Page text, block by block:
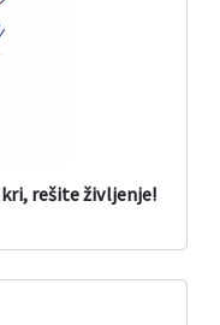
kri, rešite življenje!